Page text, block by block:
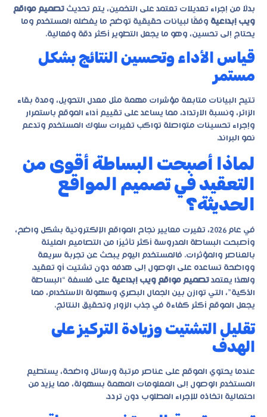
بدلًا من إجراء تعديلات تعتمد على التخمين، يتم تحديث تصميم مواقع
ويب إبداعية وفقًا لبيانات حقيقية توضح ما يفضله المستخدم وما
يحتاج إلى تحسين، وهو ما يجعل التطوير أكثر دقة وفعالية.
قياس الأداء وتحسين النتائج بشكل
مستمر
تتيح البيانات متابعة مؤشرات مهمة مثل معدل التحويل، ومدة بقاء
الزائر، ونسبة الارتداد، مما يساعد على تقييم أداء الموقع باستمرار
وإجراء تحسينات متواصلة تواكب تغيرات سلوك المستخدم وتدعم
نمو البراند.
لماذا أصبحت البساطة أقوى من
التعقيد في تصميم المواقع
الحديثة؟
في عام 2026، تغيرت معايير نجاح المواقع الإلكترونية بشكل واضح،
وأصبحت البساطة المدروسة أكثر تأثيرًا من التصاميم المليئة
بالعناصر والمؤثرات. فالمستخدم اليوم يبحث عن تجربة سريعة
وواضحة تساعده على الوصول إلى هدفه دون تشتيت أو تعقيد.
ولهذا يعتمد تصميم مواقع ويب إبداعية على فلسفة “البساطة
الذكية”، التي توازن بين الجمال البصري وسهولة الاستخدام، مما
يجعل الموقع أكثر كفاءة في جذب الزوار وتحقيق النتائج.
تقليل التشتيت وزيادة التركيز على
الهدف
عندما يحتوي الموقع على عناصر مرتبة ورسائل واضحة، يستطيع
المستخدم الوصول إلى المعلومات المهمة بسهولة، مما يزيد من
احتمالية اتخاذه للإجراء المطلوب دون تردد.